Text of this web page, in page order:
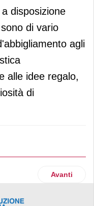
disposizione
di vario
agli
alle idee regalo,
di
partner dellaArticolo
Avanti